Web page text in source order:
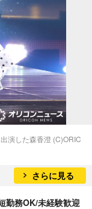
演した森香澄 (C)ORIC
さらに見る
勤務OK/未経験歓迎